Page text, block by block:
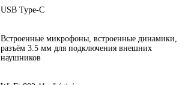
USB Type-C
Встроенные микрофоны, встроенные динамики,
разъём 3.5 мм для подключения внешних
наушников